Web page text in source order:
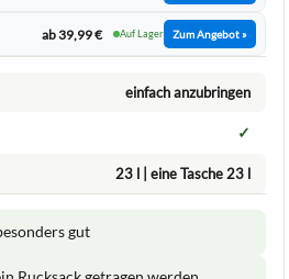
ab 39,99 € Auf Lager Zum Angebot »
einfach anzubringen
✓
23 l | eine Tasche 23 l
gut